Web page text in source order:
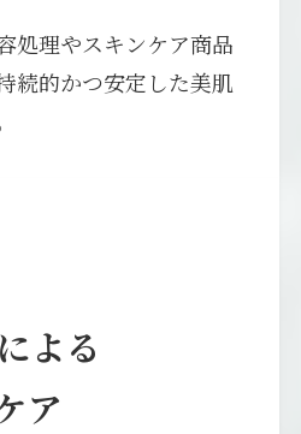
処理やスキンケア商品
続的かつ安定した美肌
による
ア